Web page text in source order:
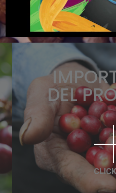
DEL